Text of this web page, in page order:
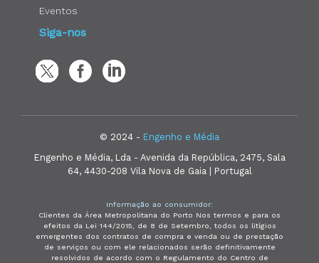
Eventos
Siga-nos
© 2024 - Engenho e Média
Engenho e Média, Lda - Avenida da República, 2475, Sala
64, 4430-208 Vila Nova de Gaia | Portugal
Informação ao consumidor:
Clientes da Área Metropolitana do Porto Nos termos e para os
efeitos da Lei 144/2015, de 8 de Setembro, todos os litígios
emergentes dos contratos de compra e venda ou de prestação
de serviços ou com ele relacionados serão definitivamente
resolvidos de acordo com o Regulamento do Centro de